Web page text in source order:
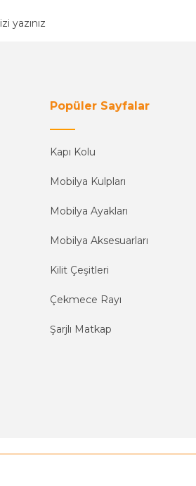
Popüler Sayfalar
Kapı Kolu
Mobilya Kulpları
Mobilya Ayakları
Mobilya Aksesuarları
Kilit Çeşitleri
Çekmece Rayı
Şarjlı Matkap